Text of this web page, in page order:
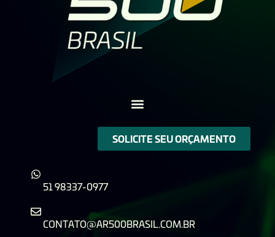
SOLICITE SEU ORÇAMENTO
51 98337-0977
CONTATO@AR500BRASIL.COM.BR